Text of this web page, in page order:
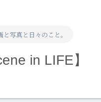
写真と日々のこと。
in LIFE】